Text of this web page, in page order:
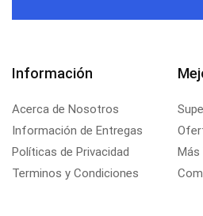
Información
Acerca de Nosotros
Información de Entregas
Políticas de Privacidad
Terminos y Condiciones
Más